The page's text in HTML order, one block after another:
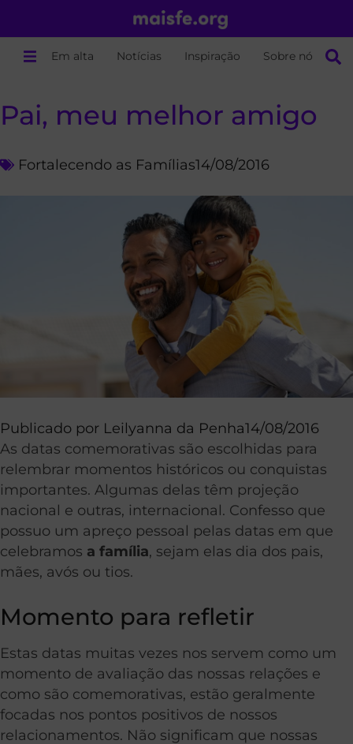
Em alta Notícias Inspiração Sobre nós
Pai, meu melhor amigo
Fortalecendo as Famílias14/08/2016
Publicado por Leilyanna da Penha14/08/2016
As datas comemorativas são escolhidas para
relembrar momentos históricos ou conquistas
importantes. Algumas delas têm projeção
nacional e outras, internacional. Confesso que
possuo um apreço pessoal pelas datas em que
celebramos a família, sejam elas dia dos pais,
mães, avós ou tios.
Momento para refletir
Estas datas muitas vezes nos servem como um
momento de avaliação das nossas relações e
como são comemorativas, estão geralmente
focadas nos pontos positivos de nossos
relacionamentos. Não significam que nossas